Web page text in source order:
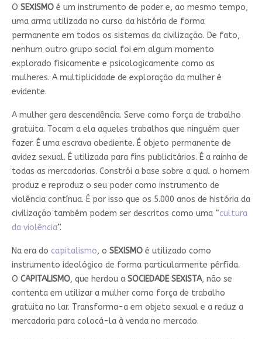
O SEXISMOé um instrumento de poder e, ao mesmo tempo,
uma arma utilizada no curso da história de forma
permanente em todos os sistemas da civilização. De fato,
nenhum outro grupo social foi em algum momento
explorado fisicamente e psicologicamente como as
mulheres. A multiplicidade de exploração da mulher é
evidente.
A mulher gera descendência. Serve como força de trabalho
gratuita. Tocam a ela aqueles trabalhos que ninguém quer
fazer. É uma escrava obediente. É objeto permanente de
avidez sexual. É utilizada para fins publicitários. É a rainha de
todas as mercadorias. Constrói a base sobre a qual o homem
produz e reproduz o seu poder como instrumento de
violência contínua. É por isso que os 5.000 anos de história da
civilização também podem ser descritos como uma “cultura
da violência”.
Na era do capitalismo, o SEXISMOé utilizado como
instrumento ideológico de forma particularmente pérfida.
O CAPITALISMO, que herdou a SOCIEDADE SEXISTA, não se
contenta em utilizar a mulher como força de trabalho
gratuita no lar. Transforma-a em objeto sexual e a reduz a
mercadoria para colocá-la à venda no mercado.